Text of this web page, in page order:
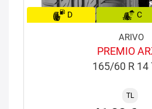
D C
ARIVO
PREMIO
165/60 R 14
TL